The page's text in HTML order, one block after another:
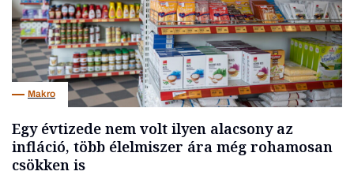
Makro
Egy évtizede nem volt ilyen alacsony az
infláció, több élelmiszer ára még rohamosan
csökken is